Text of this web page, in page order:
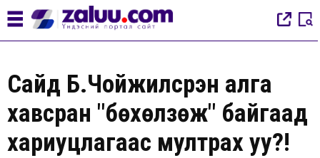
Сайд Б.Чойжилсүрэн алга
хавсран "бөхөлзөж" байгаад
хариуцлагаас мултрах уу?!